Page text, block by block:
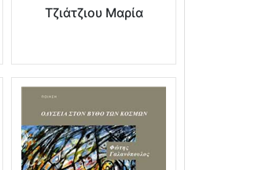
Τζιάτζιου Μαρία